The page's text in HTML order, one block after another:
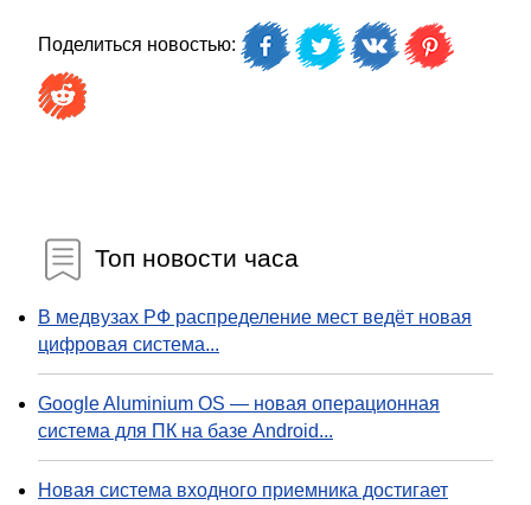
Поделиться новостью:
Топ новости часа
В медвузах РФ распределение мест ведёт новая
цифровая система...
Google Aluminium OS — новая операционная
система для ПК на базе Android...
Новая система входного приемника достигает